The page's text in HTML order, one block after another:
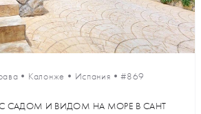
• Калонже • Испания •#869
САДОМ И ВИДОМ НА МОРЕ В САНТ